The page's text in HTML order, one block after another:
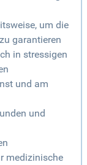
um die
garantieren
in stressigen
und am
und
medizinische